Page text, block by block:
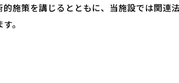
施策を講じるとともに、当施設では関連
。